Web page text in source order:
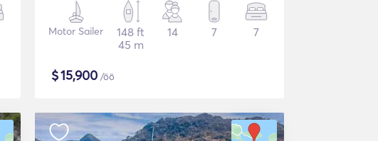
Motor Sailer
148 ft
45 m
14 7 7
$15,900 /öö